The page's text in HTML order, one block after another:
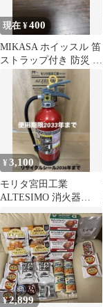
現在 ¥400
MIKASA ホイッスル 笛
ストラップ付き 防災 審
判 黒
¥3,100
モリタ宮田工業
ALTESIMO 消火器
2023年製 未使用品
¥2,899